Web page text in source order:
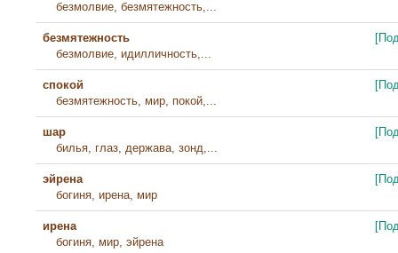
безмолвие, безмятежность,...
безмятежность
безмолвие, идилличность,...
спокой
безмятежность, мир, покой,...
шар
билья, глаз, держава, зонд,...
эйрена
богиня, ирена, мир
ирена
богиня, мир, эйрена